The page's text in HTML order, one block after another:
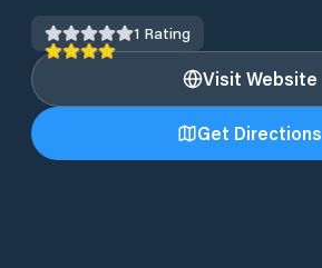
1 Rating
Visit Website
Get Directions